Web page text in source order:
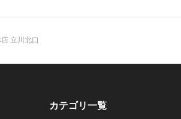
立川北口
カテゴリ一覧